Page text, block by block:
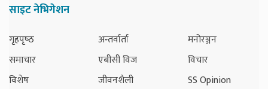
साइट नेभिगेशन
गृहपृष्‍ठ
समाचार
विशेष
अन्तर्वार्ता
एबीसी विज
जीवनशैली
मनोरञ्जन
विचार
SS Opinion